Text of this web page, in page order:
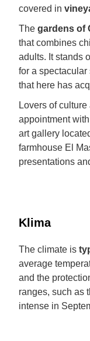
covered in
The gardens of
that combines
adults. It stands
for a
that here has
Lovers of
appointment
art gallery
farmhouse El
presentations
Klima
The climate is
average
and the
ranges, such as
intense in